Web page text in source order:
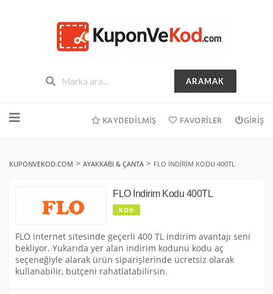
ARAMAK
geç
KAYDEDILMIŞ FAVORILER GIRIŞ
KUPONVEKOD.COM > AYAKKABI & ÇANTA > FLO İNDIRIM KODU 400TL
FLO İndirim Kodu 400TL
KOD
FLO internet sitesinde geçerli 400 TL indirim avantajı seni
bekliyor. Yukarıda yer alan indirim kodunu kodu aç
seçeneğiyle alarak ürün siparişlerinde ücretsiz olarak
kullanabilir, bütçeni rahatlatabilirsin.